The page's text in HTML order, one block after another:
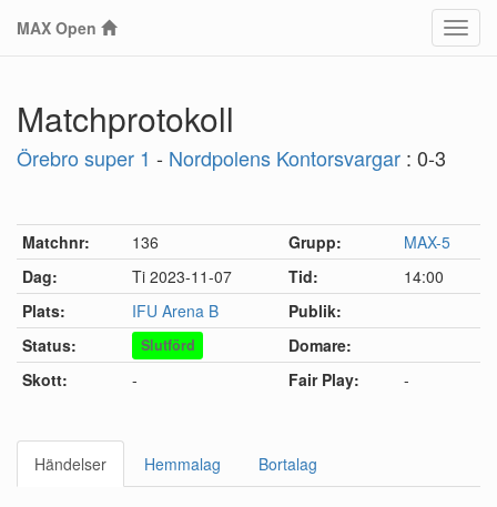
MAX Open
Matchprotokoll
Örebro super 1 - Nordpolens Kontorsvargar : 0-3
Matchnr: 136 Grupp:
MAX-5
Dag:
Ti 2023-11-07 Tid:
14:00
Plats:
IFU Arena B
Publik:
Status:
Slutförd
Domare:
Skott:
- Fair Play: -
Händelser Hemmalag Bortalag